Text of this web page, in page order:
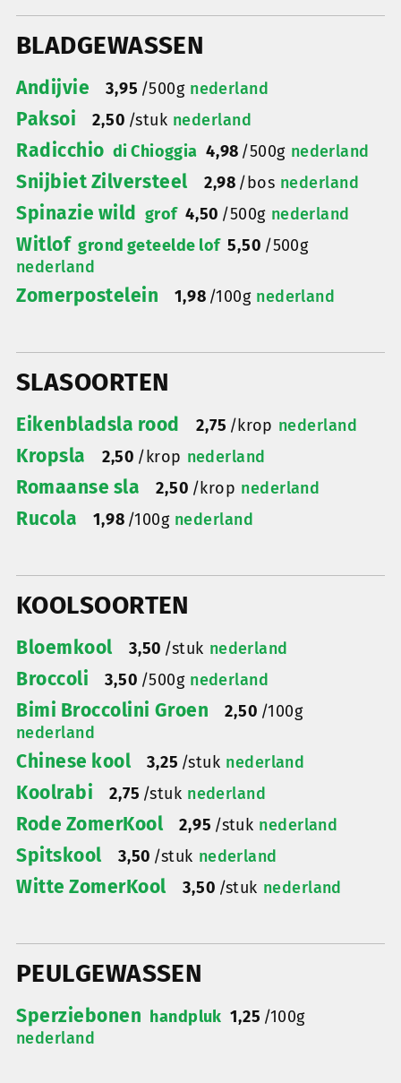
BLADGEWASSEN
Andijvie 3,95 /500g nederland
Paksoi 2,50 /stuk nederland
Radicchio di Chioggia 4,98 /500g nederland
Snijbiet Zilversteel 2,98 / bos nederland
Spinazie wild grof 4,50 /500g nederland
Witlof grond geteelde lof 5,50 /500g
nederland
Zomerpostelein 1,98 /100g nederland
SLASOORTEN
Eikenbladsla rood 2,75 / krop nederland
Kropsla 2,50 / krop nederland
Romaanse sla 2,50 / krop nederland
Rucola 1,98 /100g nederland
KOOLSOORTEN
Bloemkool 3,50 /stuk nederland
Broccoli 3,50 /500g nederland
Bimi Broccolini Groen 2,50 /100g
nederland
Chinese kool 3,25 /stuk nederland
Koolrabi 2,75 /stuk nederland
Rode ZomerKool 2,95 /stuk nederland
Spitskool 3,50 /stuk nederland
Witte ZomerKool 3,50 /stuk nederland
PEULGEWASSEN
Sperziebonen handpluk 1,25 /100g
nederland